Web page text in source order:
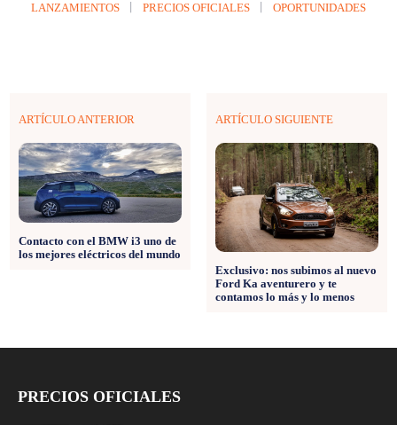
LANZAMIENTOS PRECIOS OFICIALES OPORTUNIDADES
ARTÍCULO ANTERIOR
Contacto con el BMW i3 uno de
los mejores eléctricos del mundo
ARTÍCULO SIGUIENTE
Exclusivo: nos subimos al nuevo
Ford Ka aventurero y te
contamos lo más y lo menos
PRECIOS OFICIALES